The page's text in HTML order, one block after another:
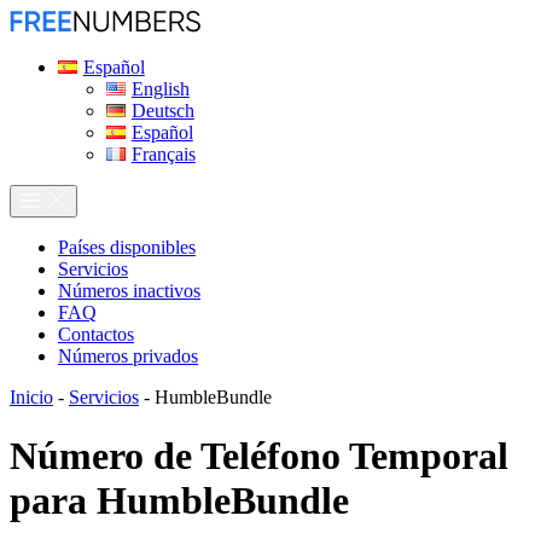
Español
English
Deutsch
Español
Français
Países disponibles
Servicios
Números inactivos
FAQ
Contactos
Números privados
Inicio - Servicios - HumbleBundle
Número de Teléfono Temporal
para HumbleBundle